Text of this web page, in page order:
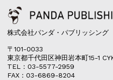
株式会社パンダ・パブリッシング
〒101-0033
東京都千代田区神田岩本町15-1
TEL：03-5577-2959
FAX：03-6869-8204